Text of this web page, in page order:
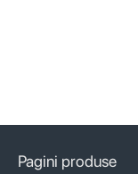
Pagini produse